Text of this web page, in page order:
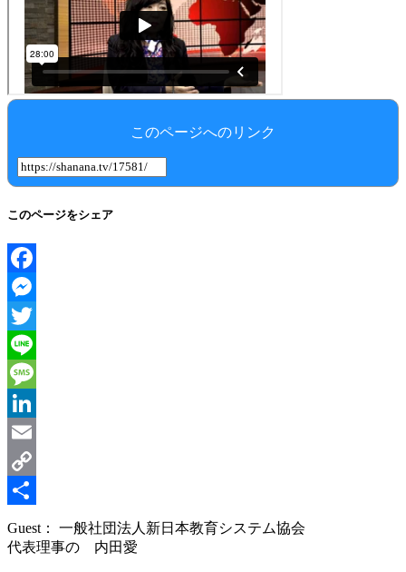
このページへのリンク
このページをシェア
Facebook
Messenger
Twitter
Line
Message
LinkedIn
Email
Copy
Link
共
有
Guest： 一般社団法人新日本教育システム協会
代表理事の 内田愛